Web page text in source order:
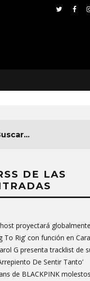
DE LAS
proyectará
To Rig’ con función en
G presenta tracklist de
De Sentir Tanto’
de BLACKPINK